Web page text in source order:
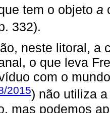
tem o objeto a
332).
neste litoral, a
o que leva
com o
2015) não utiliza a
mas podemos